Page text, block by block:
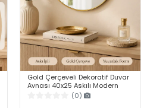
Gold Çerçeveli Dekoratif Duvar
Aynası 40x25 Askılı Modern
Salon Antre Banyo Yatak Odası
(0)